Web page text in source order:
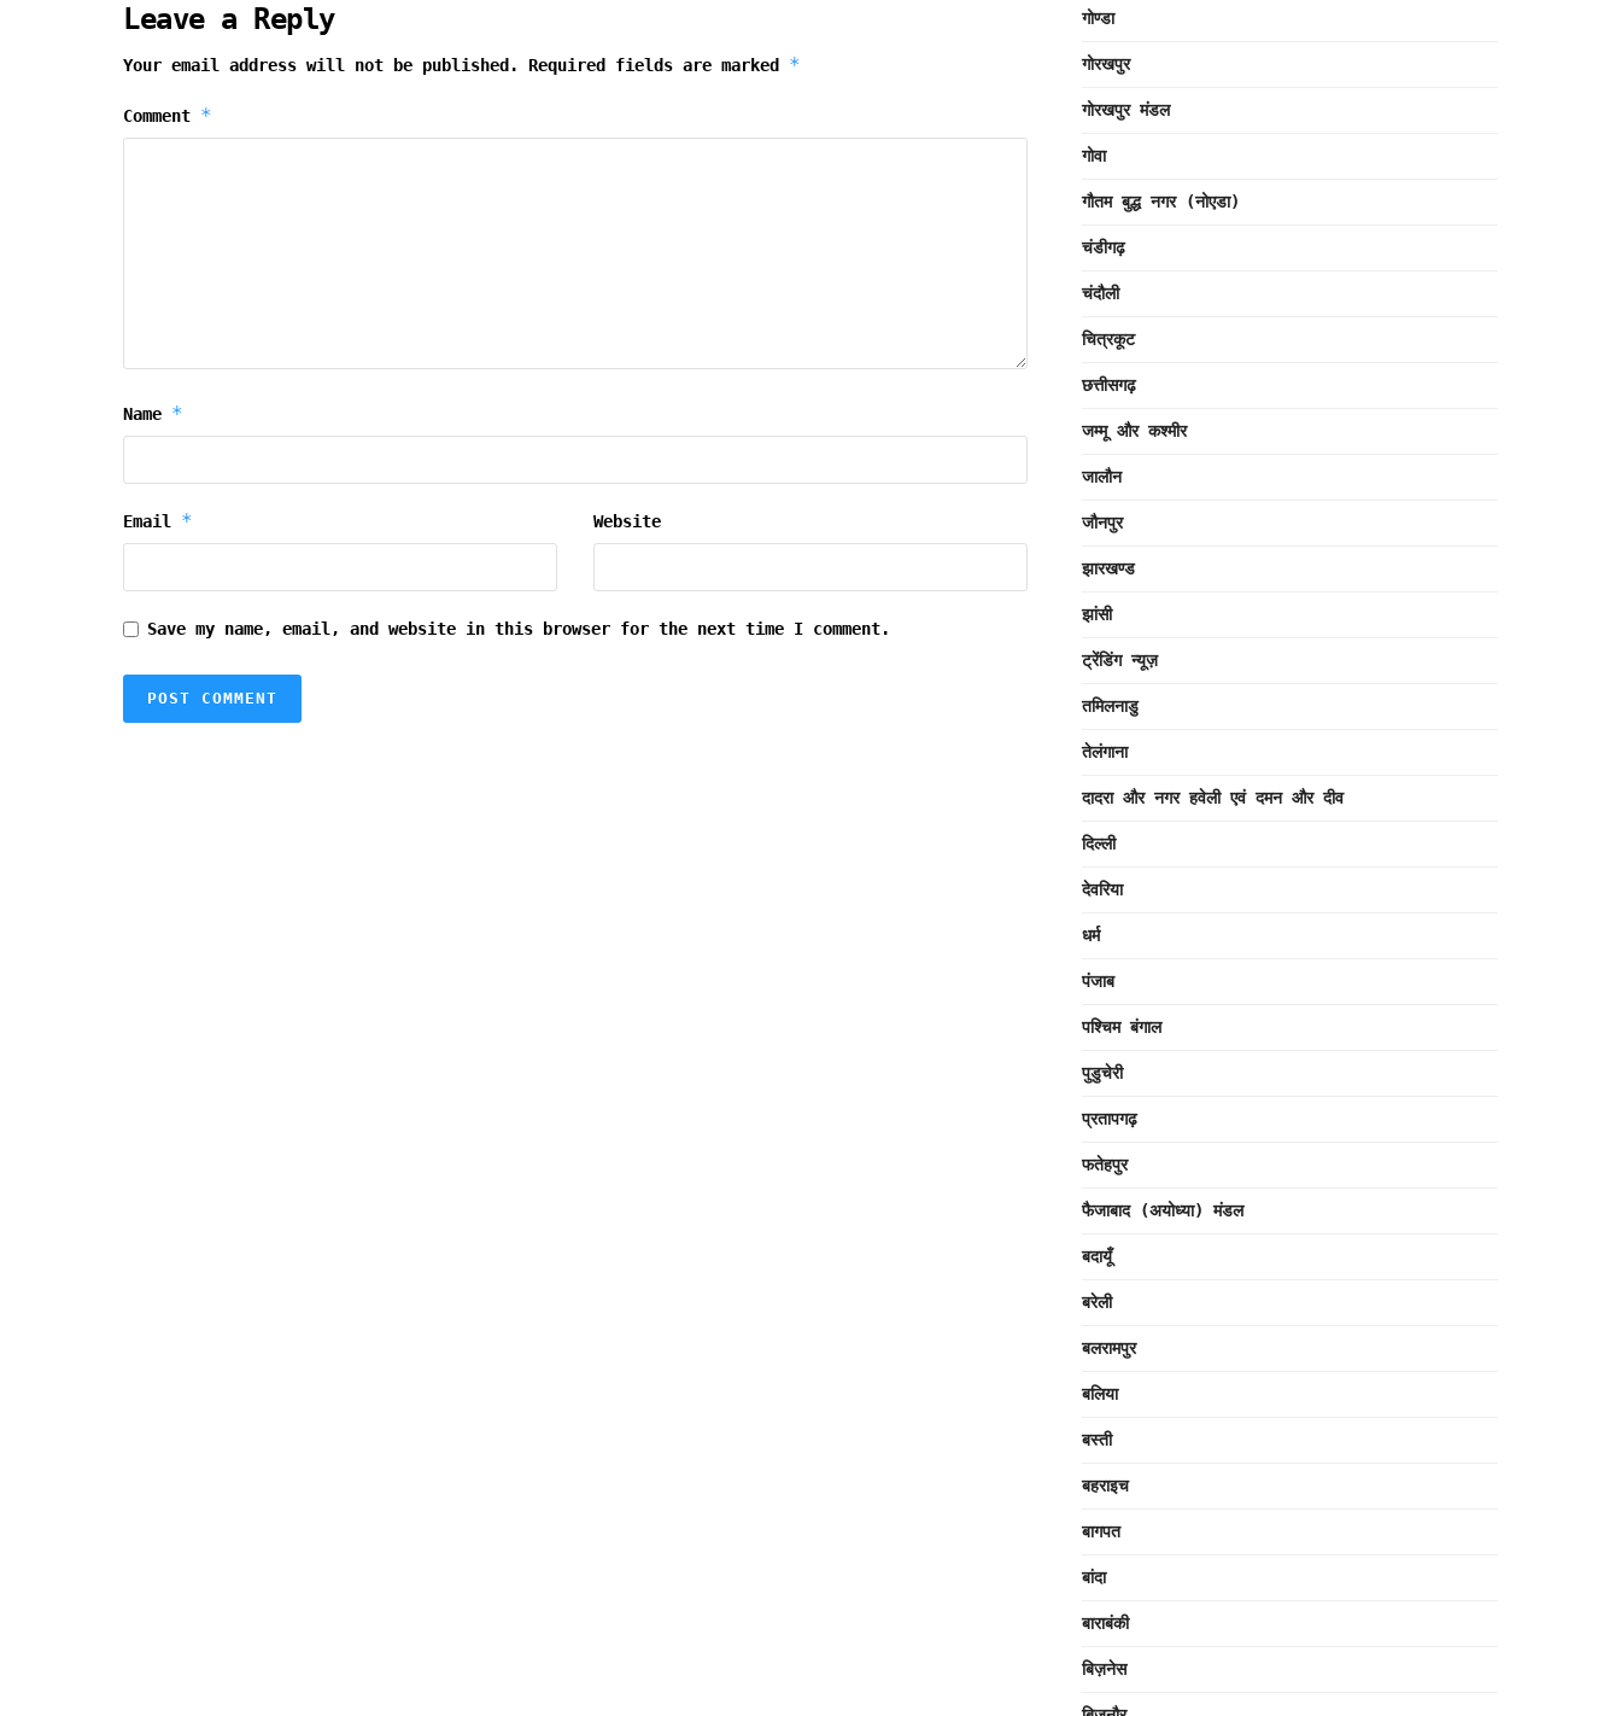
Leave a Reply
Your email address will not be published. Required fields are marked *
Comment *
Name *
Email * Website
Save my name, email, and website in this browser for the next time I comment.
गोण्डा
गोरखपुर
गोरखपुर मंडल
गोवा
गौतम बुद्ध नगर (नोएडा)
चंडीगढ़
चंदौली
चित्रकूट
छत्तीसगढ़
जम्मू और कश्मीर
जालौन
जौनपुर
झारखण्ड
झांसी
ट्रेंडिंग न्यूज़
तमिलनाडु
तेलंगाना
दादरा और नगर हवेली एवं दमन और दीव
दिल्ली
देवरिया
धर्म
पंजाब
पश्चिम बंगाल
पुडुचेरी
प्रतापगढ़
फतेहपुर
फैजाबाद (अयोध्या) मंडल
बदायूँ
बरेली
बलरामपुर
बलिया
बस्ती
बहराइच
बागपत
बांदा
बाराबंकी
बिज़नेस